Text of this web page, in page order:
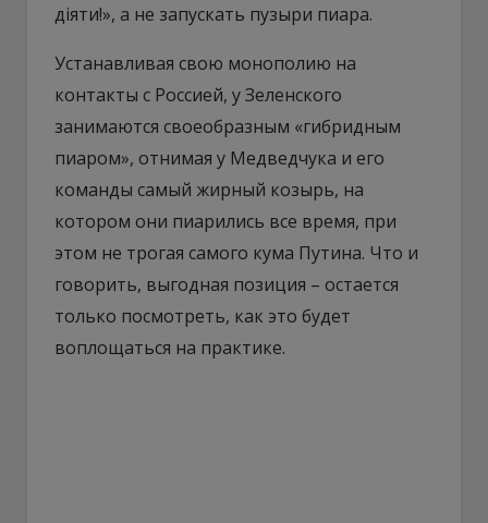
діяти!», а не запускать пузыри пиара.
Устанавливая свою монополию на
контакты с Россией, у Зеленского
занимаются своеобразным «гибридным
пиаром», отнимая у Медведчука и его
команды самый жирный козырь, на
котором они пиарились все время, при
этом не трогая самого кума Путина. Что и
говорить, выгодная позиция – остается
только посмотреть, как это будет
воплощаться на практике.